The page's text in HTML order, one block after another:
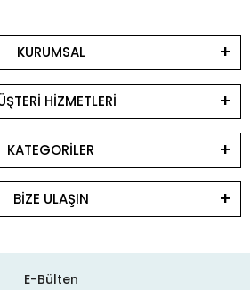
KURUMSAL
HİZMETLERİ
KATEGORİLER
BİZE ULAŞIN
E-Bülten